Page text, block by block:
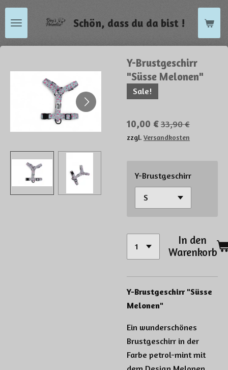
Zum
Hauptinhalt
springen
Schön, dass du da bist !
Y-Brustgeschirr
"Süsse Melonen"
Sale!
10,00 €33,90 €
zzgl. Versandkosten
Y-Brustgeschirr
In den
Warenkorb
Y-Brustgeschirr "Süsse
Melonen"
Ein wunderschönes
Brustgeschirr in der
Farbe petrol-mint mit